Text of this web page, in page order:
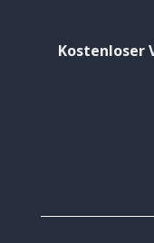
Kostenloser